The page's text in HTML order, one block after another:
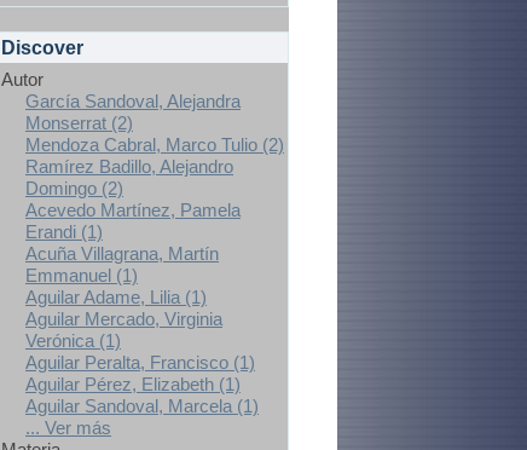
Discover
Autor
García Sandoval, Alejandra
Monserrat (2)
Mendoza Cabral, Marco Tulio (2)
Ramírez Badillo, Alejandro
Domingo (2)
Acevedo Martínez, Pamela
Erandi (1)
Acuña Villagrana, Martín
Emmanuel (1)
Aguilar Adame, Lilia (1)
Aguilar Mercado, Virginia
Verónica (1)
Aguilar Peralta, Francisco (1)
Aguilar Pérez, Elizabeth (1)
Aguilar Sandoval, Marcela (1)
... Ver más